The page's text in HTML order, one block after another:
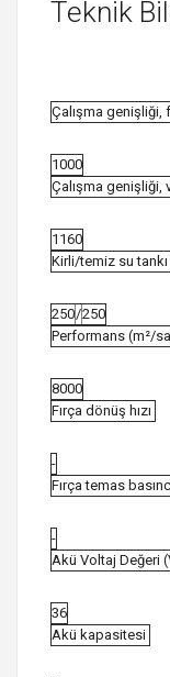
Teknik
Çalışma genişliği,
1000
Çalışma genişliği,
1160
Kirli/temiz su tankı
250/250
Performans (m²/
8000
Fırça dönüş hızı
-
Fırça temas
-
Akü Voltaj Değeri
36
Akü kapasitesi